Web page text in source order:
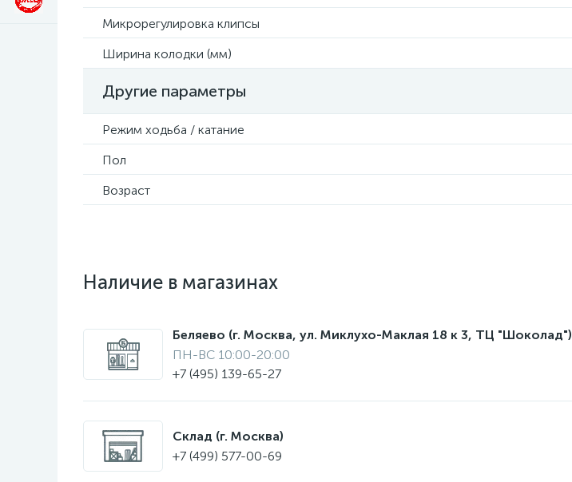
Микрорегулировка клипсы
Ширина колодки (мм)
Другие параметры
Режим ходьба / катание
Пол
Возраст
Наличие в магазинах
Беляево (г. Москва, ул. Миклухо-Маклая 18 к 3, ТЦ "Шоколад")
ПН-ВС 10:00-20:00
+7 (495) 139-65-27
Склад (г. Москва)
+7 (499) 577-00-69